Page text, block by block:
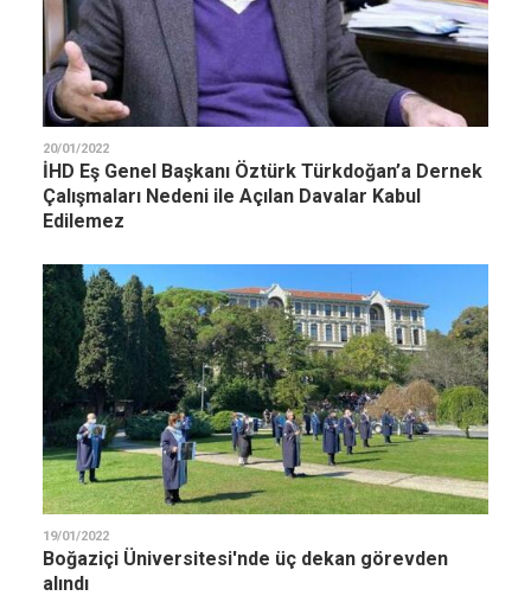
20/01/2022
İHD Eş Genel Başkanı Öztürk Türkdoğan’a Dernek
Çalışmaları Nedeni ile Açılan Davalar Kabul
Edilemez
19/01/2022
Boğaziçi Üniversitesi'nde üç dekan görevden
alındı